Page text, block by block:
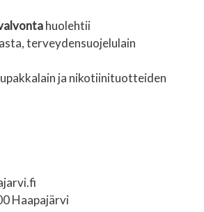
huolehtii
terveydensuojelulain
ja nikotiinituotteiden
Haapajärvi